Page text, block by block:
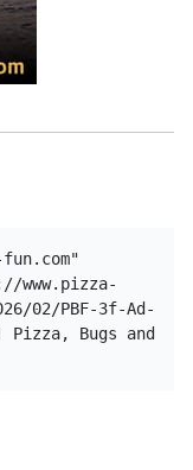
www.pizza-
02/PBF-3f-Ad-
Pizza, Bugs and